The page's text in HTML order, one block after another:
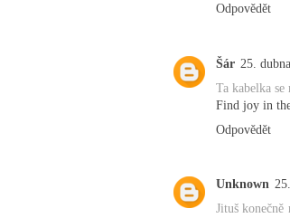
Odpovědět
Šár 25.
Ta kabelka
Find joy in
Odpovědět
Unknown
Jituš